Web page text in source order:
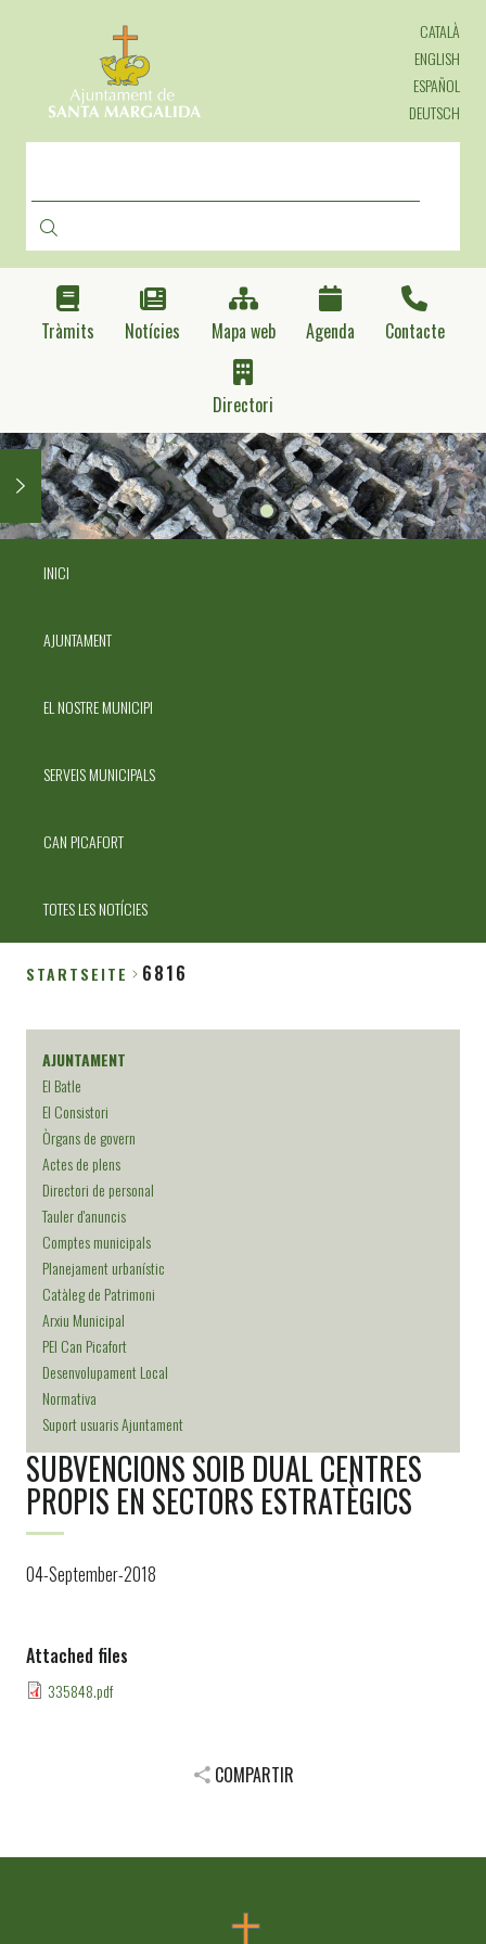
CATALÀ
ENGLISH
ESPAÑOL
DEUTSCH
Tràmits Notícies Mapa web Agenda Contacte
Directori
INICI
AJUNTAMENT
EL NOSTRE MUNICIPI
SERVEIS MUNICIPALS
CAN PICAFORT
TOTES LES NOTÍCIES
STARTSEITE 6816
AJUNTAMENT
El Batle
El Consistori
Òrgans de govern
Actes de plens
Directori de personal
Tauler d'anuncis
Comptes municipals
Planejament urbanístic
Catàleg de Patrimoni
Arxiu Municipal
PEI Can Picafort
Desenvolupament Local
Normativa
Suport usuaris Ajuntament
SUBVENCIONS SOIB DUAL CENTRES
PROPIS EN SECTORS ESTRATÈGICS
04-September-2018
Attached files
335848.pdf
COMPARTIR